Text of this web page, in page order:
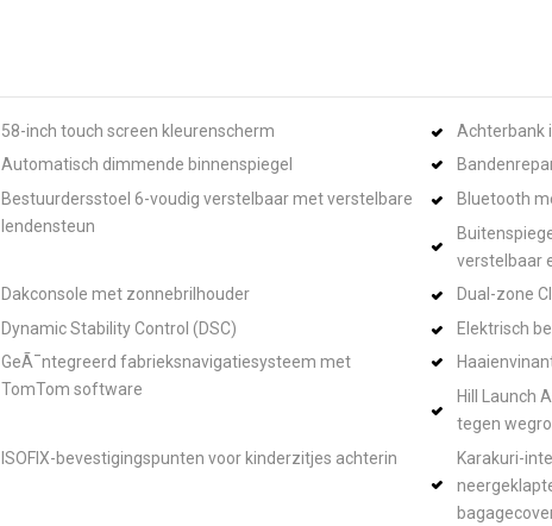
58-inch touch screen kleurenscherm
Achterbank
Automatisch dimmende binnenspiegel
Bestuurdersstoel 6-voudig verstelbaar met verstelbare
lendensteun
Bluetooth
verstelbaar
Dakconsole met zonnebrilhouder
Dual-zone
Dynamic Stability Control (DSC)
Elektrisch
GeÃ¯ntegreerd fabrieksnavigatiesysteem met
TomTom software
Hill Launch
tegen
ISOFIX-bevestigingspunten voor kinderzitjes achterin
Karakuri-